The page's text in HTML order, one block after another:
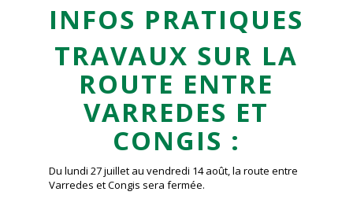
INFOS PRATIQUES
TRAVAUX SUR LA
ROUTE ENTRE
VARREDES ET
CONGIS :
Du lundi 27 juillet au vendredi 14 août, la route entre
Varredes et Congis sera fermée.